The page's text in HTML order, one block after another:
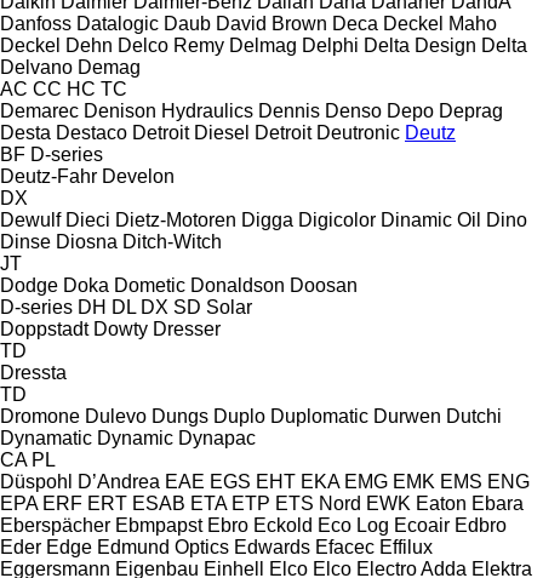
Danfoss Datalogic Daub David Brown Deca Deckel Maho
Deckel Dehn Delco Remy Delmag Delphi Delta Design Delta
Delvano Demag
AC CC HC TC
Demarec Denison Hydraulics Dennis Denso Depo Deprag
Desta Destaco Detroit Diesel Detroit Deutronic Deutz
BF D-series
Deutz-Fahr Develon
DX
Dewulf Dieci Dietz-Motoren Digga Digicolor Dinamic Oil
Dino
Dinse Diosna Ditch-Witch
JT
Dodge Doka Dometic Donaldson Doosan
D-series DH DL DX SD Solar
Doppstadt Dowty Dresser
TD
Dressta
TD
Dromone Dulevo Dungs Duplo Duplomatic Durwen Dutchi
Dynamatic Dynamic Dynapac
CA PL
Düspohl
D’Andrea EAE EGS EHT EKA EMG EMK EMS ENG
EPA ERF ERT ESAB ETA ETP ETS Nord EWK Eaton Ebara
Eberspächer Ebmpapst Ebro Eckold Eco Log Ecoair Edbro
Eder Edge Edmund Optics Edwards Efacec Effilux
Eggersmann Eigenbau Einhell Elco Elco Electro Adda Elektra